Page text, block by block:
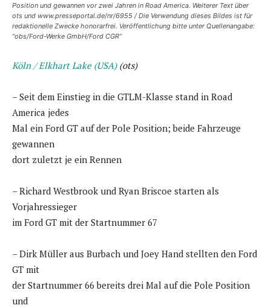
Position und gewannen vor zwei Jahren in Road America. Weiterer Text über
ots und www.presseportal.de/nr/6955 / Die Verwendung dieses Bildes ist für
redaktionelle Zwecke honorarfrei. Veröffentlichung bitte unter Quellenangabe:
“obs/Ford-Werke GmbH/Ford CGR”
Köln / Elkhart Lake (USA)(ots)
– Seit dem Einstieg in die GTLM-Klasse stand in Road
America jedes
Mal ein Ford GT auf der Pole Position; beide Fahrzeuge
gewannen
dort zuletzt je ein Rennen
– Richard Westbrook und Ryan Briscoe starten als
Vorjahressieger
im Ford GT mit der Startnummer 67
– Dirk Müller aus Burbach und Joey Hand stellten den Ford
GT mit
der Startnummer 66 bereits drei Mal auf die Pole Position
und